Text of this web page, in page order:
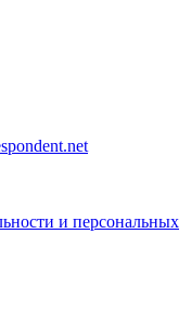
и персональных